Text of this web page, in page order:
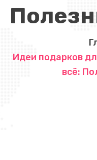
Идеи подарков
всё: